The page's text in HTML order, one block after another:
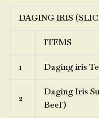
DAGING IRIS
ITEMS
1 Daging iris
2
Daging Iris
Beef)